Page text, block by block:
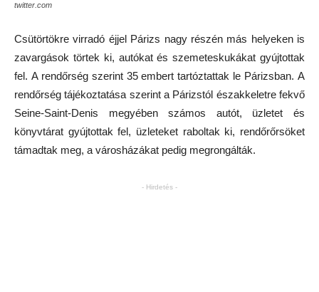
twitter.com
Csütörtökre virradó éjjel Párizs nagy részénmás helyeken is
zavargások törtek ki, autókat és szemeteskukákat gyújtottak
fel. A rendőrség szerint 35 embert tartóztattak le Párizsban. A
rendőrség tájékoztatása szerint a Párizstól északkeletre fekvő
Seine-Saint-Denis megyében számos autót, üzletet és
könyvtárat gyújtottak fel, üzleteket raboltak ki, rendőrőrsöket
támadtak meg, a városházákat pedig megrongálták.
- Hirdetés -